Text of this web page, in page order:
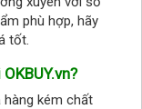
phù hợp, hãy
tốt.
hàng kém chất